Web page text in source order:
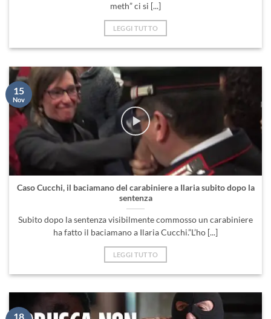
meth” ci si [...]
LEGGI TUTTO
Caso Cucchi, il baciamano del carabiniere a Ilaria subito dopo la
sentenza
Subito dopo la sentenza visibilmente commosso un carabiniere
ha fatto il baciamano a Ilaria Cucchi.”L’ho [...]
LEGGI TUTTO
15
Nov
18